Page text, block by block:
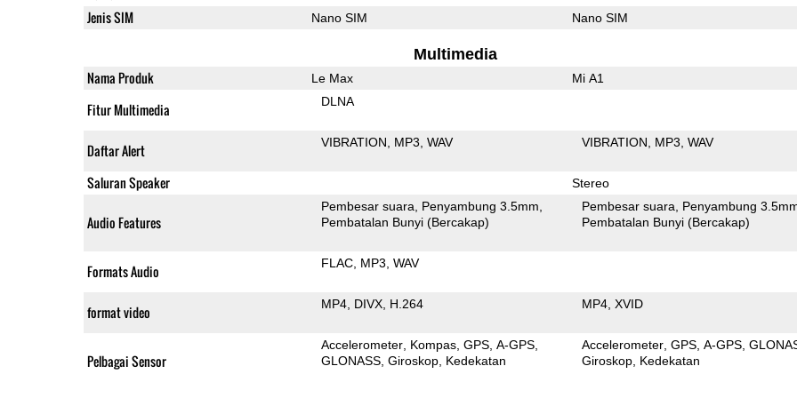
Jenis SIM Nano SIM Nano SIM
Multimedia
Nama Produk Le Max Mi A1
Fitur Multimedia DLNA
Daftar Alert VIBRATION MP3 WAV VIBRATION MP3 WAV
Saluran Speaker Stereo
Audio Features
Pembesar suara
Penyambung 3.5mm
Pembatalan Bunyi (Bercakap)
Pembesar suara
Penyambung
Pembatalan Bunyi (Bercakap)
Formats Audio FLAC MP3 WAV
format video MP4 DIVX H.264 MP4 XVID
Pelbagai Sensor
Accelerometer Kompas GPS A-GPS
GLONASS Giroskop Kedekatan
Accelerometer GPS A-GPS
Giroskop Kedekatan